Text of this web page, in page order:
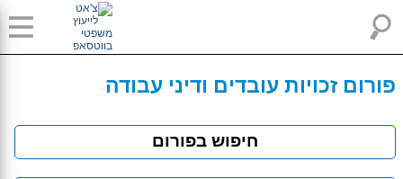
פורום זכויות עובדים ודיני עבודה
חיפוש בפורום